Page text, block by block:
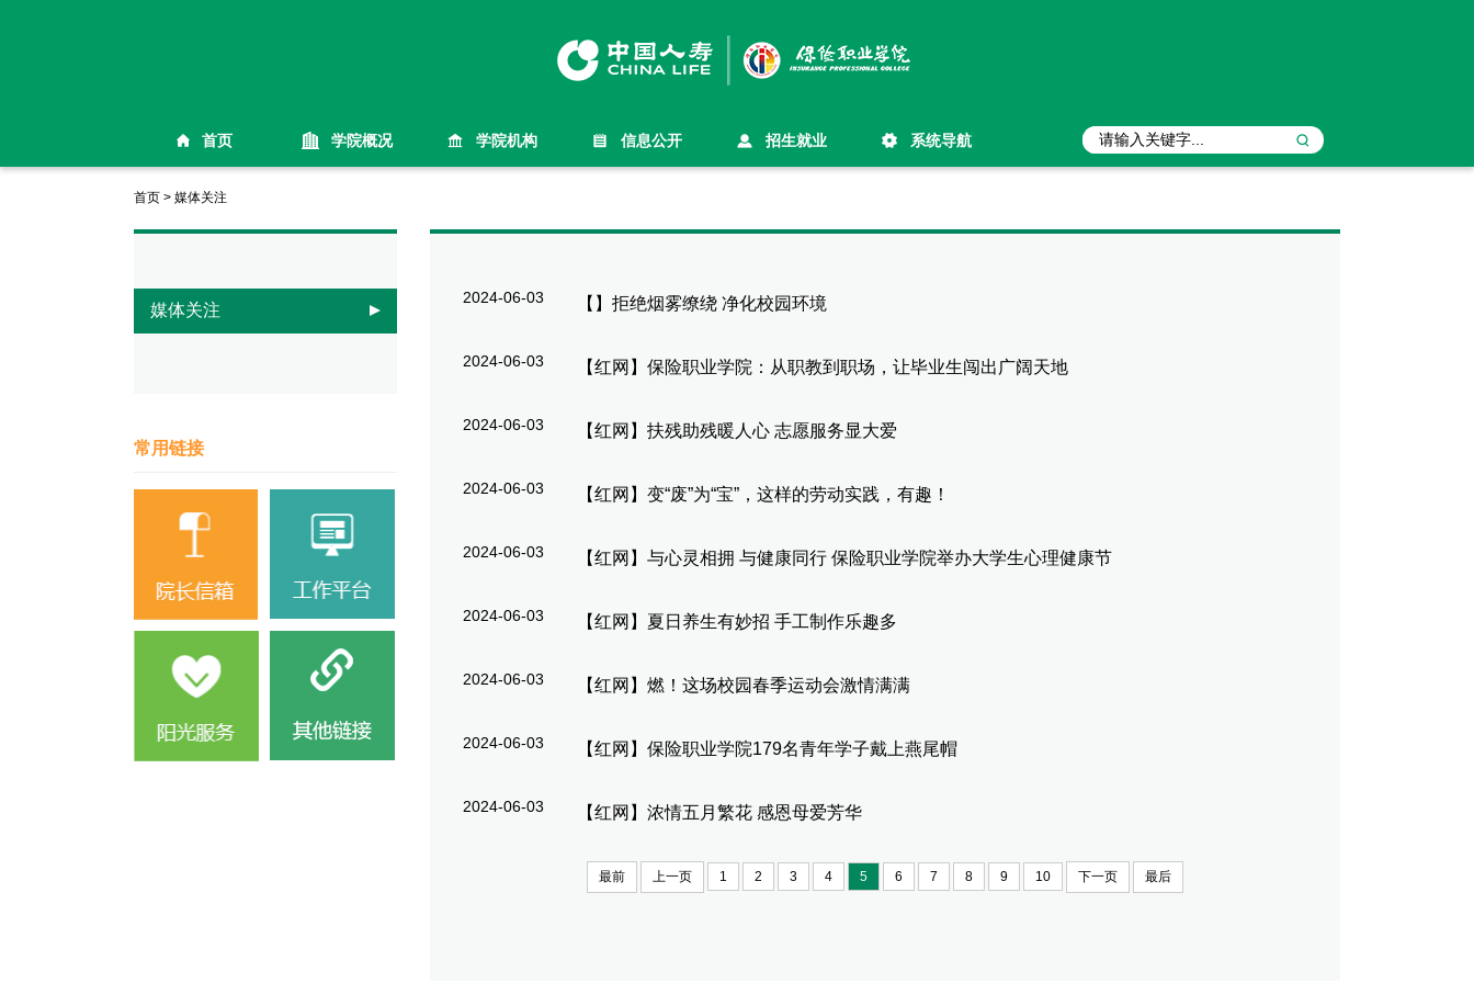
首页 学院概况 学院机构 信息公开 招生就业 系统导航
首页 > 媒体关注
2024-06-03 【 】 拒绝烟雾缭绕 净化校园环境
2024-06-03 【红网 】 保险职业学院：从职教到职场，让毕业生闯出广阔天地
2024-06-03 【红网 】 扶残助残暖人心 志愿服务显大爱
2024-06-03 【红网 】 变“废”为“宝”，这样的劳动实践，有趣！
2024-06-03 【红网 】 与心灵相拥 与健康同行 保险职业学院举办大学生心理健康节
2024-06-03 【红网 】 夏日养生有妙招 手工制作乐趣多
2024-06-03 【红网 】 燃！这场校园春季运动会激情满满
2024-06-03 【红网 】 保险职业学院179名青年学子戴上燕尾帽
2024-06-03 【红网 】 浓情五月繁花 感恩母爱芳华
最前 上一页 1 2 3 4 5 6 7 8 9 10 下一页 最后
媒体关注
常用链接